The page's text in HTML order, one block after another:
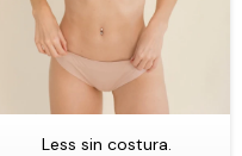
Less sin costura.